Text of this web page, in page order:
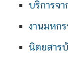
บริการจ
งานมหก
นิตยสาร